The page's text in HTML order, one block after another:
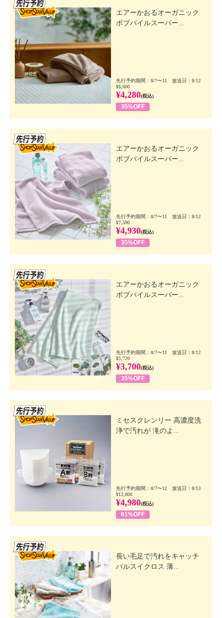
エアーかおるオーガニック
ボブパイルスーパー...
先行予約期間：8/7〜11 放送日：8/12
¥6,600
¥4,280(税込)
35%OFF
エアーかおるオーガニック
ボブパイルスーパー...
先行予約期間：8/7〜11 放送日：8/12
¥7,590
¥4,930(税込)
35%OFF
エアーかおるオーガニック
ボブパイルスーパー...
先行予約期間：8/7〜11 放送日：8/12
¥5,720
¥3,700(税込)
35%OFF
ミセスクレンリー 高濃度洗
浄で汚れが 滝のよ...
先行予約期間：8/7〜12 放送日：8/13
¥12,800
¥4,980(税込)
61%OFF
長い毛足で汚れをキャッチ
パルスイクロス 薄...